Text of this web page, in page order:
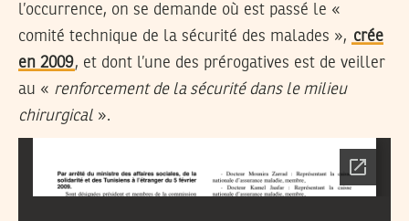
l’occurrence, on se demande où est passé le «
comité technique de la sécurité des malades », crée
en 2009, et dont l’une des prérogatives est de veiller
au « renforcement de la sécurité dans le milieu
chirurgical ».